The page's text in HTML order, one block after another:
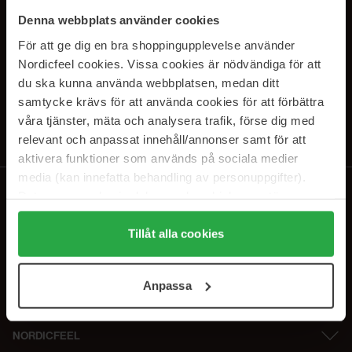
Denna webbplats använder cookies
För att ge dig en bra shoppingupplevelse använder
Nordicfeel cookies. Vissa cookies är nödvändiga för att
du ska kunna använda webbplatsen, medan ditt
samtycke krävs för att använda cookies för att förbättra
våra tjänster, mäta och analysera trafik, förse dig med
relevant och anpassat innehåll/annonser samt för att
aktivera funktioner som används på sociala medier
media (kan innefatta behandling av personuppgifter).
Genom att trycka på "Tillåt alla cookies" accepterar du
alla cookies, medan du under "Detaljer" kan anpassa
användningen av cookies. Du kan när som helst återkalla
samt vår Integritetspolicy.
Tillåt alla cookies
Anpassa
SUBSCRIBE TO OUR
NEWSLETTER
Sähköposti
Tilaamalla hyväksyttietosuojakäytäntömme. Peruuta tilaus milloin
NORDICFEEL